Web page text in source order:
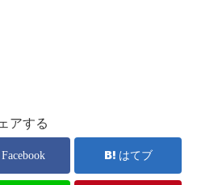
アする
Facebook はてブ